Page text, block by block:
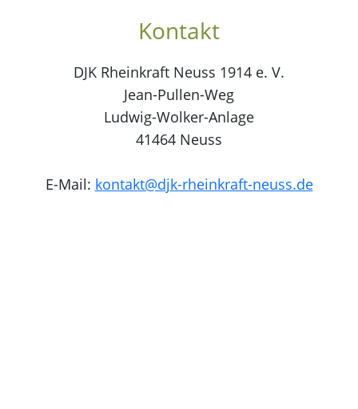
Kontakt
DJK Rheinkraft Neuss 1914 e. V.
Jean-Pullen-Weg
Ludwig-Wolker-Anlage
41464 Neuss
E-Mail: kontakt@djk-rheinkraft-neuss.de